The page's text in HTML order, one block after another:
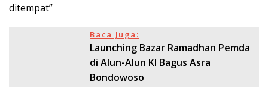
ditempat”
Baca Juga:
Launching Bazar Ramadhan Pemda
di Alun-Alun KI Bagus Asra
Bondowoso